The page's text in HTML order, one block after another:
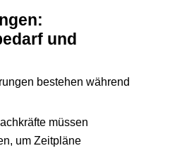
und
bestehen während
müssen
um Zeitpläne